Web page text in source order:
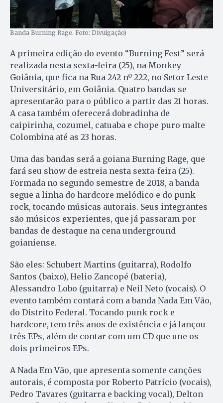
Banda Burning Rage. Foto: Divulgação)
A primeira edição do evento “Burning Fest” será
realizada nesta sexta-feira (25), na Monkey
Goiânia, que fica na Rua 242 nº 222, no Setor Leste
Universitário, em Goiânia. Quatro bandas se
apresentarão para o público a partir das 21 horas.
A casa também oferecerá dobradinha de
caipirinha, cozumel, catuaba e chope puro malte
Colombina até as 23 horas.
Uma das bandas será a goiana Burning Rage, que
fará seu show de estreia nesta sexta-feira (25).
Formada no segundo semestre de 2018, a banda
segue a linha do hardcore melódico e do punk
rock, tocando músicas autorais. Seus integrantes
são músicos experientes, que já passaram por
bandas de destaque na cena underground
goianiense.
São eles: Schubert Martins (guitarra), Rodolfo
Santos (baixo), Helio Zancopé (bateria),
Alessandro Lobo (guitarra) e Neil Neto (vocais). O
evento também contará com a banda Nada Em Vão,
do Distrito Federal. Tocando punk rock e
hardcore, tem três anos de existência e já lançou
três EPs, além de contar com um CD que une os
dois primeiros EPs.
A Nada Em Vão, que apresenta somente canções
autorais, é composta por Roberto Patrício (vocais),
Pedro Tavares (guitarra e backing vocal), Delton